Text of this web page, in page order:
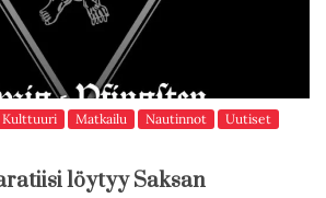
Kulttuuri Matkailu Nautinnot
Uutiset
löytyy Saksan